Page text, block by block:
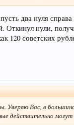
два нуля
Откинул нули,
120 советских
Уверяю Вас, в
действительно